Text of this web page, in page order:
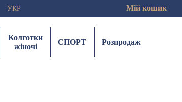
УКР Мій кошик
Колготки
жіночі
СПОРТ Розпродаж